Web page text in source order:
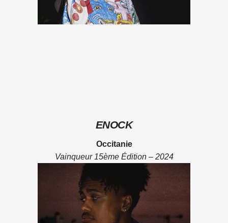
ENOCK
Occitanie
Vainqueur 15ème Édition – 2024